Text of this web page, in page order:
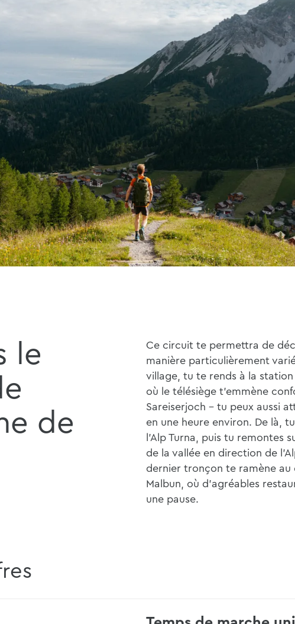
le
de
Ce circuit te permettra de
manière particulièrement
village, tu te rends à la station
où le télésiège t'emmène
Sareiserjoch - tu peux aussi
en une heure environ. De là,
l'Alp Turna, puis tu remontes
de la vallée en direction de
dernier tronçon te ramène au
Malbun, où d'agréables
une pause.